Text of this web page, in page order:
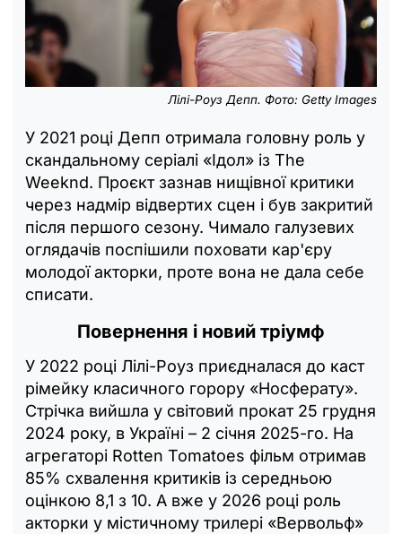
Лілі-Роуз Депп. Фото: Getty Images
У 2021 році Депп отримала головну роль у
скандальному серіалі «Ідол» із The
Weeknd. Проєкт зазнав нищівної критики
через надмір відвертих сцен і був закритий
після першого сезону. Чимало галузевих
оглядачів поспішили поховати кар'єру
молодої акторки, проте вона не дала себе
списати.
Повернення і новий тріумф
У 2022 році Лілі-Роуз приєдналася до каст
рімейку класичного горору «Носферату».
Стрічка вийшла у світовий прокат 25 грудня
2024 року, в Україні – 2 січня 2025-го. На
агрегаторі Rotten Tomatoes фільм отримав
85% схвалення критиків із середньою
оцінкою 8,1 з 10. А вже у 2026 році роль
акторки у містичному трилері «Вервольф»